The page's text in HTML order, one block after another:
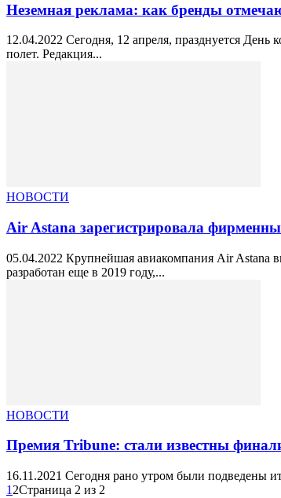
Неземная реклама: как бренды
12.04.2022 Сегодня, 12 апреля, празднуется
полет. Редакция...
НОВОСТИ
Air Astana зарегистрировала
05.04.2022 Крупнейшая авиакомпания Air Astana
разработан еще в 2019 году,...
НОВОСТИ
Премия Tribune: стали известны
16.11.2021 Сегодня рано утром были подведены
1 2Страница 2 из 2